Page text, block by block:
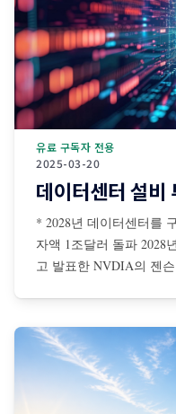
2025-03-20
유료 구독자 전용
* 2028년 데이터센터를
자액 1조달러 돌파 2028
고 발표한 NVDIA의 젠
적이면서 초고속으로 진
는 더욱 증가할 것이라고